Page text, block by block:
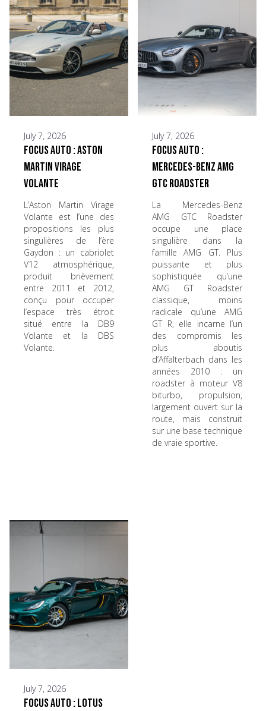
July 7, 2026
Focus Auto : Aston
Martin Virage
Volante
L’Aston Martin Virage
Volante est l’une des
propositions les plus
singulières de l’ère
Gaydon : un cabriolet
V12 atmosphérique,
produit brièvement
entre 2011 et 2012,
conçu pour occuper
l’espace très étroit
situé entre la DB9
Volante et la DBS
Volante.
July 7, 2026
Focus Auto :
Mercedes-Benz AMG
GTC Roadster
La Mercedes-Benz
AMG GTC Roadster
occupe une place
singulière dans la
famille AMG GT. Plus
puissante et plus
sophistiquée qu’une
AMG GT Roadster
classique, moins
radicale qu’une AMG
GT R, elle incarne l’un
des compromis les
plus aboutis
d’Affalterbach dans les
années 2010 : un
roadster à moteur V8
biturbo, propulsion,
largement ouvert sur la
route, mais construit
sur une base technique
de vraie sportive.
July 7, 2026
Focus Auto : Lotus